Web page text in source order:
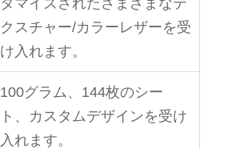
クスチャー/カラーレザーを受
け入れます。
100グラム、144枚のシー
ト、カスタムデザインを受け
入れます。